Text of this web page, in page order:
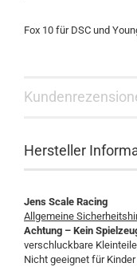
Fox 10 für DSC und
Hersteller
Jens Scale Racing
Allgemeine
Achtung – Kein
verschluckbare
Nicht geeignet für